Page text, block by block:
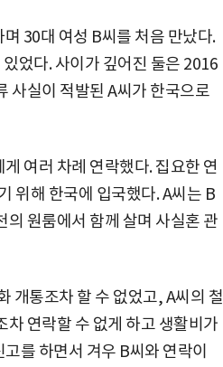
30대 여성 B씨를 처음 만났다.
었다. 사이가 깊어진 둘은 2016
사실이 적발된 A씨가 한국으로
여러 차례 연락했다. 집요한 연
위해 한국에 입국했다. A씨는 B
원룸에서 함께 살며 사실혼 관
개통조차 할 수 없었고, A씨의 철
연락할 수 없게 하고 생활비가
를 하면서 겨우 B씨와 연락이